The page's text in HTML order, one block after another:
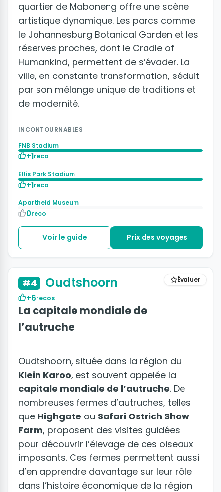
quartier de Maboneng offre une scène
artistique dynamique. Les parcs comme
le Johannesburg Botanical Garden et les
réserves proches, dont le Cradle of
Humankind, permettent de s’évader. La
ville, en constante transformation, séduit
par son mélange unique de traditions et
de modernité.
INCONTOURNABLES
FNB Stadium
+1reco
Ellis Park Stadium
+1reco
Apartheid Museum
0reco
Voir le guide Prix des voyages
Évaluer
#4 Oudtshoorn
+6recos
La capitale mondiale de
l’autruche
Oudtshoorn, située dans la région du
Klein Karoo, est souvent appelée la
capitale mondiale de l’autruche. De
nombreuses fermes d’autruches, telles
que Highgate ou Safari Ostrich Show
Farm, proposent des visites guidées
pour découvrir l’élevage de ces oiseaux
imposants. Ces fermes permettent aussi
d’en apprendre davantage sur leur rôle
dans l’histoire économique de la région